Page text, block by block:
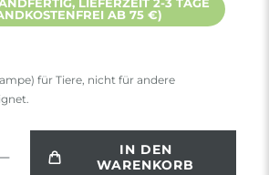
AB 75 €)
für Tiere, nicht für andere
IN DEN
WARENKORB